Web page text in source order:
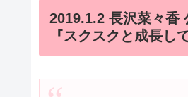
2019.1.2 長沢菜々香
『スクスクと成長し